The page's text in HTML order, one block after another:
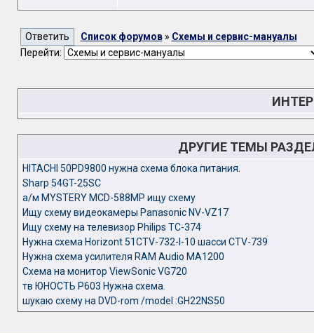
Список форумов» Схемы и сервис-мануалы
Перейти:
ДРУГИЕ ТЕМЫ
HITACHI 50PD9800 нужна схема блока питания.
Sharp 54GT-25SC
а/м MYSTERY MCD-588MP ищу схему
Ищу схему видеокамеры Panasonic NV-VZ17
Ищу схему на телевизор Philips TC-374
Нужна схема Horizont 51CTV-732-I-10 шасси CTV-739
Нужна схема усилителя RAM Audio MA1200
Схема на монитор ViewSonic VG720
тв ЮНОСТЬ Р603 Нужна схема.
шукаю схему на DVD-rom /model :GH22NS50